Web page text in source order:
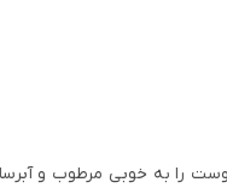
را به خوبی مرطوب و